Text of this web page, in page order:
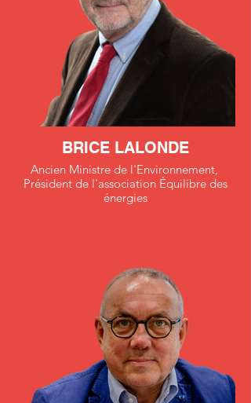
BRICE LALONDE
Ancien Ministre de l'Environnement,
Président de l'association Équilibre des
énergies